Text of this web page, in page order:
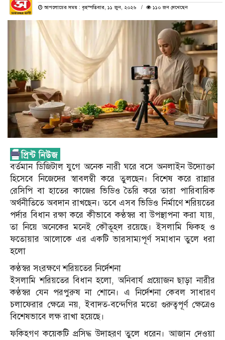
আপলোডের সময় : বৃহস্পতিবার, ১১ জুন, ২০২৬
১১০ জন দেখেছেন
বর্তমান ডিজিটাল যুগে অনেক নারী ঘরে বসে অনলাইন উদ্যোক্তা
হিসেবে নিজেদের স্বাবলম্বী করে তুলছেন। বিশেষ করে রান্নার
রেসিপি বা হাতের কাজের ভিডিও তৈরি করে তারা পারিবারিক
অর্থনীতিতে অবদান রাখছেন। তবে এসব ভিডিও নির্মাণে শরিয়তের
পর্দার বিধান রক্ষা করে কীভাবে কণ্ঠস্বর বা উপস্থাপনা করা যায়,
তা নিয়ে অনেকের মনেই কৌতূহল রয়েছে। ইসলামি ফিকহ ও
ফতোয়ার আলোকে এর একটি ভারসাম্যপূর্ণ সমাধান তুলে ধরা
হলো
কণ্ঠস্বর সংরক্ষণে শরিয়তের নির্দেশনা
ইসলামি শরিয়তের বিধান হলো, অনিবার্য প্রয়োজন ছাড়া নারীর
কণ্ঠস্বর যেন পরপুরুষ না শোনে। এ নির্দেশনা কেবল সাধারণ
চলাফেরার ক্ষেত্রে নয়, ইবাদত-বন্দেগির মতো গুরুত্বপূর্ণ ক্ষেত্রেও
বিশেষভাবে লক্ষ রাখা হয়েছে।
ফকিহগণ কয়েকটি প্রসিদ্ধ উদাহরণ তুলে ধরেন। আজান দেওয়া